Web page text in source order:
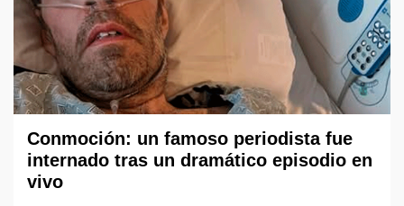
Conmoción: un famoso periodista fue
internado tras un dramático episodio en
vivo